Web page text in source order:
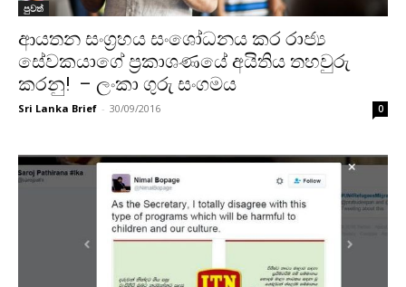
පුවත්
ආයතන සංග්‍රහය සංශෝධනය කර රාජ්‍ය
සේවකයාගේ ප්‍රකාශණයේ අයිතිය තහවුරු
කරනු! – ලංකා ගුරු සංගමය
Sri Lanka Brief - 30/09/2016 0